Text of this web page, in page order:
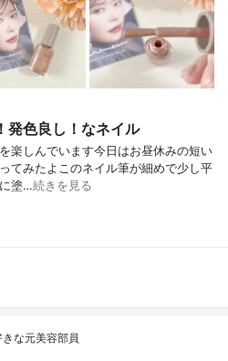
発色良し！なネイル
楽しんでいます今日はお昼休みの短い
てみたよこのネイル筆が細めで少し平
塗…続きを見る
な元美容部員